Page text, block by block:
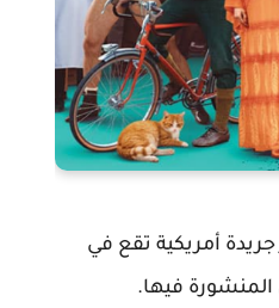
أمريكية تقع في
فيها.